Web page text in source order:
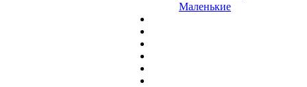
Маленькие